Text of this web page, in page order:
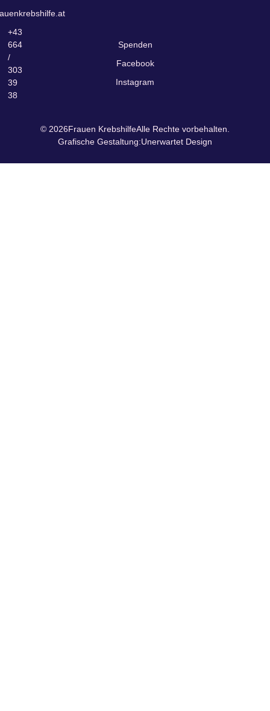
+43
664
/
303
39
38
Spenden
Facebook
Instagram
© 2026Frauen KrebshilfeAlle Rechte vorbehalten.
Grafische Gestaltung:Unerwartet Design